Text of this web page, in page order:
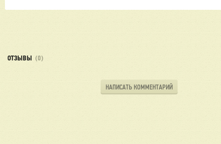
ОТЗЫВЫ (0)
НАПИСАТЬ КОММЕНТАРИЙ